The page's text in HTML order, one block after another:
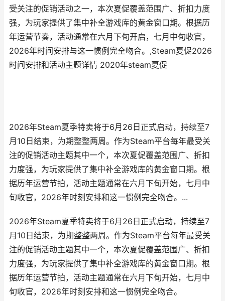
受关注的促销活动之一，本次夏促覆盖范围广、折扣力度
强，为玩家提供了集中补全游戏库的黄金窗口期。根据历
年运营节奏，活动通常在六月下旬开启，七月中旬收官，
2026年时间安排与这一惯例完全吻合。,Steam夏促2026
时间安排和活动主题详情 2020年steam夏促
2026年Steam夏季特卖将于6月26日正式启动，持续至7
月10日结束，为期整整两周。作为Steam平台每年最受关
注的促销活动主题其中一个，本次夏促覆盖范围广、折扣
力度强，为玩家提供了集中补全游戏库的黄金窗口期。根
据历年运营节拍，活动主题通常在六月下旬开始，七月中
旬收官，2026年时刻安排和这一惯例完全吻合。...
2026年Steam夏季特卖将于6月26日正式启动，持续至7
月10日结束，为期整整两周。作为Steam平台每年最受关
注的促销活动主题其中一个，本次夏促覆盖范围广、折扣
力度强，为玩家提供了集中补全游戏库的黄金窗口期。根
据历年运营节拍，活动主题通常在六月下旬开始，七月中
旬收官，2026年时刻安排和这一惯例完全吻合。